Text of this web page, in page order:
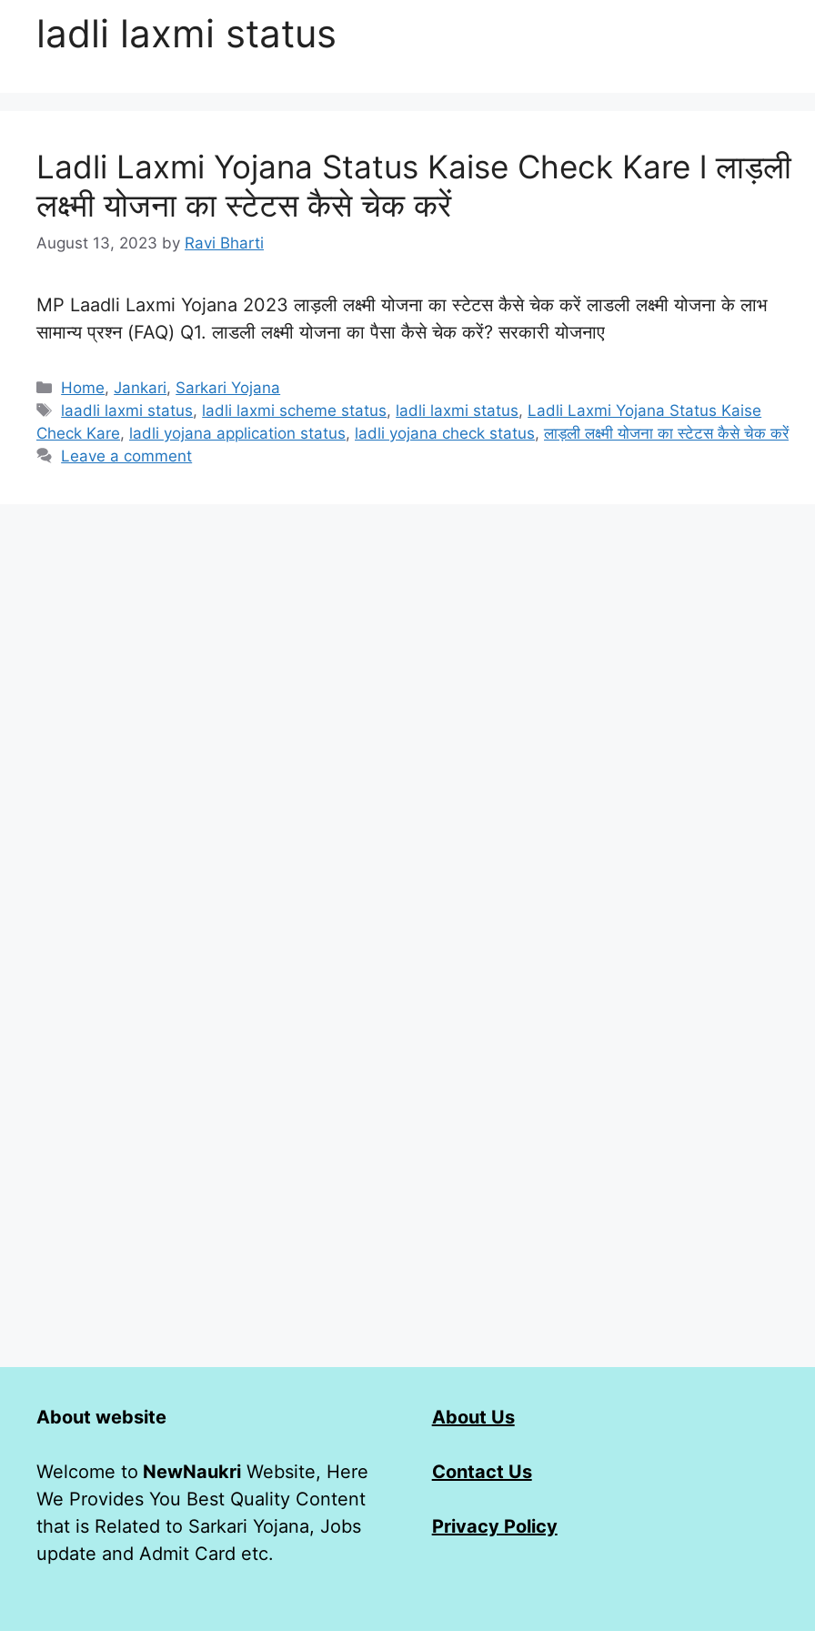
ladli laxmi status
Ladli Laxmi Yojana Status Kaise Check Kare l लाड़ली
लक्ष्मी योजना का स्टेटस कैसे चेक करें
August 13, 2023 by Ravi Bharti
MP Laadli Laxmi Yojana 2023 लाड़ली लक्ष्मी योजना का स्टेटस कैसे चेक करें लाडली लक्ष्मी योजना के लाभ
सामान्य प्रश्न (FAQ) Q1. लाडली लक्ष्मी योजना का पैसा कैसे चेक करें? सरकारी योजनाए
Categories
Home,Jankari, Sarkari Yojana
Tags
laadli laxmi status, ladli laxmi scheme status, ladli laxmi status, Ladli Laxmi Yojana Status Kaise
Check Kare, ladli yojana application status, ladli yojana check status,लाड़ली लक्ष्मी योजना का स्टेटस कैसे चेक करें
Leave a comment
About website
Welcome to NewNaukri Website, Here
We Provides You Best Quality Content
that is Related to Sarkari Yojana, Jobs
update and Admit Card etc.
About Us
Contact Us
Privacy Policy